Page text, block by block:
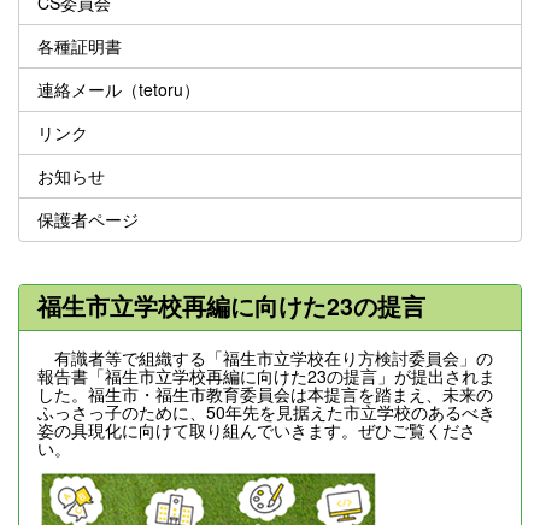
各種証明書
連絡メール（tetoru）
リンク
お知らせ
保護者ページ
福生市立学校再編に向けた23の提言
有識者等で組織する「福生市立学校在り方検討委員会」の
報告書「福生市立学校再編に向けた23の提言」が提出されま
した。福生市・福生市教育委員会は本提言を踏まえ、未来の
ふっさっ子のために、50年先を見据えた市立学校のあるべき
姿の具現化に向けて取り組んでいきます。ぜひご覧くださ
い。